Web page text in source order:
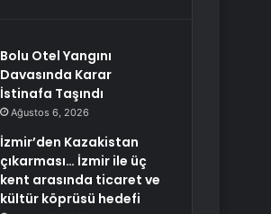
Bolu Otel Yangını
Davasında Karar
İstinafa Taşındı
Ağustos 6, 2026
İzmir’den Kazakistan
çıkarması… İzmir ile üç
kent arasında ticaret ve
kültür köprüsü hedefi